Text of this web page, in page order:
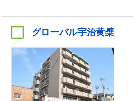
グローバル宇治黄檗